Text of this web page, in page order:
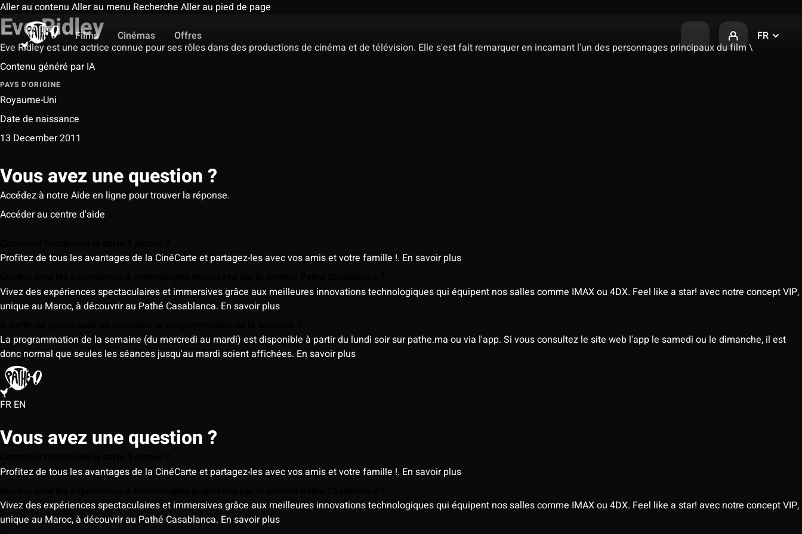
Aller au contenu Aller au menu Recherche Aller au pied de page
Films
Cinémas Offres FR
Eve Ridley
Eve Ridley est une actrice connue pour ses rôles dans des productions de cinéma et de télévision. Elle s'est fait remarquer en incarnant l'un des personnages principaux du film \
Contenu généré par IA
PAYS D'ORIGINE
Royaume-Uni
Date de naissance
13 December 2011
Vous avez une question ?
Accédez à notre Aide en ligne pour trouver la réponse.
Accéder au centre d'aide
Profitez de tous les avantages de la CinéCarte et partagez-les avec vos amis et votre famille !. En savoir plus
Vivez des expériences spectaculaires et immersives grâce aux meilleures innovations technologiques qui équipent nos salles comme IMAX ou 4DX. Feel like a star! avec notre concept VIP,
unique au Maroc, à découvrir au Pathé Casablanca. En savoir plus
La programmation de la semaine (du mercredi au mardi) est disponible à partir du lundi soir sur pathe.ma ou via l'app. Si vous consultez le site web l'app le samedi ou le dimanche, il est
donc normal que seules les séances jusqu'au mardi soient affichées. En savoir plus
FR EN
Vous avez une question ?
Profitez de tous les avantages de la CinéCarte et partagez-les avec vos amis et votre famille !. En savoir plus
Vivez des expériences spectaculaires et immersives grâce aux meilleures innovations technologiques qui équipent nos salles comme IMAX ou 4DX. Feel like a star! avec notre concept VIP,
unique au Maroc, à découvrir au Pathé Casablanca. En savoir plus